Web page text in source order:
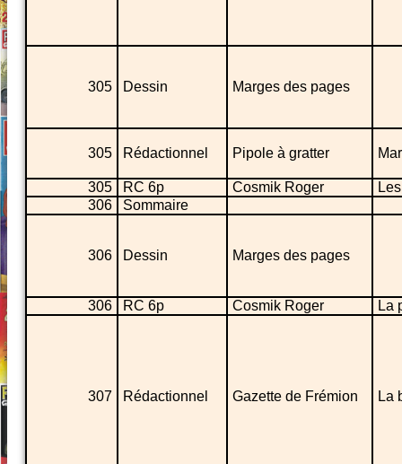
305 Dessin Marges des pages
305 Rédactionnel Pipole à gratter
305 RC 6p Cosmik Roger
306
Sommaire
306 Dessin Marges des pages
306 RC 6p Cosmik Roger La
307 Rédactionnel Gazette de Frémion La